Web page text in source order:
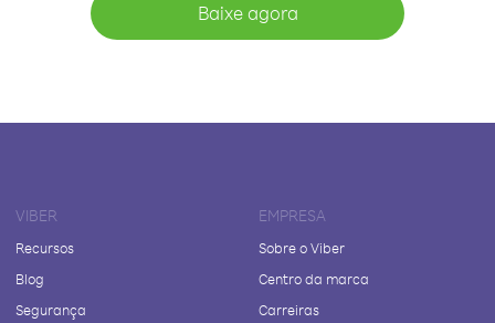
Baixe agora
VIBER
Recursos
Blog
Segurança
EMPRESA
Sobre o Viber
Centro da marca
Carreiras